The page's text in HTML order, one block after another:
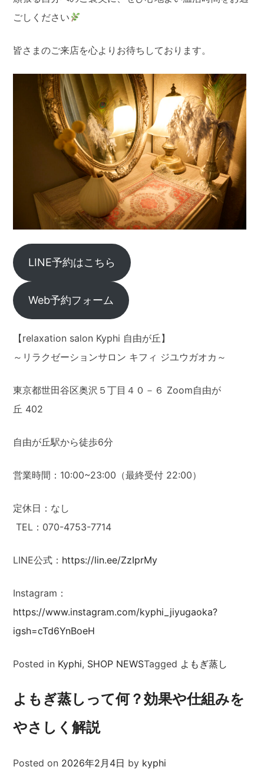
ごしください
皆さまのご来店を心よりお待ちしております。
LINE予約はこちら
Web予約フォーム
【relaxation salon Kyphi 自由が丘】
～リラクゼーションサロン キフィ ジユウガオカ～
東京都世田谷区奥沢５丁目４０－６ Zoom自由が
丘 402
自由が丘駅から徒歩6分
営業時間：10:00~23:00（最終受付 22:00）
定休日：なし
TEL：070-4753-7714
LINE公式： https://lin.ee/ZzIprMy
Instagram：
https://www.instagram.com/kyphi_jiyugaoka?
igsh=cTd6YnBoeH
Posted in Kyphi, SHOP NEWSTagged よもぎ蒸し
よもぎ蒸しって何？効果や仕組みを
やさしく解説
Posted on 2026年2月4日 by kyphi